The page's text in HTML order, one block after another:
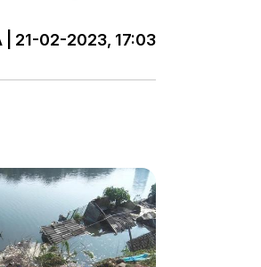
| 21-02-2023, 17:03